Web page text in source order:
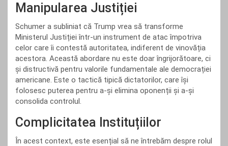
Manipularea Justiției
Schumer a subliniat că Trump vrea să transforme
Ministerul Justiției într-un instrument de atac împotriva
celor care îi contestă autoritatea, indiferent de vinovăția
acestora. Această abordare nu este doar îngrijorătoare, ci
și distructivă pentru valorile fundamentale ale democrației
americane. Este o tactică tipică dictatorilor, care își
folosesc puterea pentru a-și elimina oponenții și a-și
consolida controlul.
Complicitatea Instituțiilor
În acest context, este esențial să ne întrebăm despre rolul